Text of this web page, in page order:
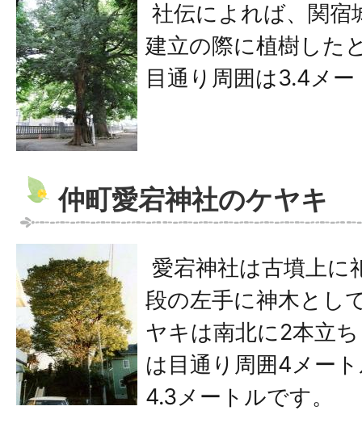
社伝によれば、関宿
建立の際に植樹した
目通り周囲は3.4メ
仲町愛宕神社のケヤキ
愛宕神社は古墳上に
段の左手に神木とし
ヤキは南北に2本立
は目通り周囲4メー
4.3メートルです。